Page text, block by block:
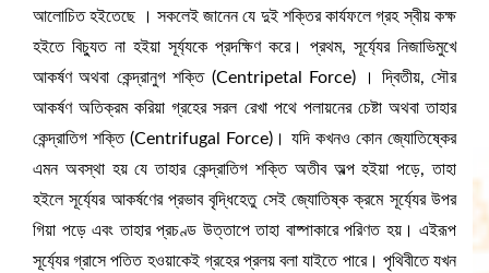
আলোচিত হইতেছে । সকলেই জানেন যে দুই শক্তির কার্যফলে গ্রহ স্বীয় কক্ষ
হইতে বিচ্যুত না হইয়া সূৰ্য্যকে প্রদক্ষিণ করে। প্রথম, সূর্য্যের নিজাভিমুখে
আকর্ষণ অথবা কেন্দ্রানুগ শক্তি (Centripetal Force) । দ্বিতীয়, সৌর
আকর্ষণ অতিক্রম করিয়া গ্রহের সরল রেখা পথে পলায়নের চেষ্টা অথবা তাহার
কেন্দ্রাতিগ শক্তি (Centrifugal Force)। যদি কখনও কোন জ্যোতিষ্কের
এমন অবস্থা হয় যে তাহার কেন্দ্রাতিগ শক্তি অতীব অল্প হইয়া পড়ে, তাহা
হইলে সূর্য্যের আকর্ষণের প্রভাব বৃদ্ধিহেতু সেই জ্যোতিষ্ক ক্রমে সূর্য্যের উপর
গিয়া পড়ে এবং তাহার প্রচণ্ড উত্তাপে তাহা বাষ্পাকারে পরিণত হয়। এইরূপ
সূর্য্যের গ্রাসে পতিত হওয়াকেই গ্রহের প্রলয় বলা যাইতে পারে। পৃথিবীতে যখন